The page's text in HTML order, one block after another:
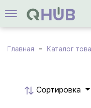
Главная Каталог
Cортировка